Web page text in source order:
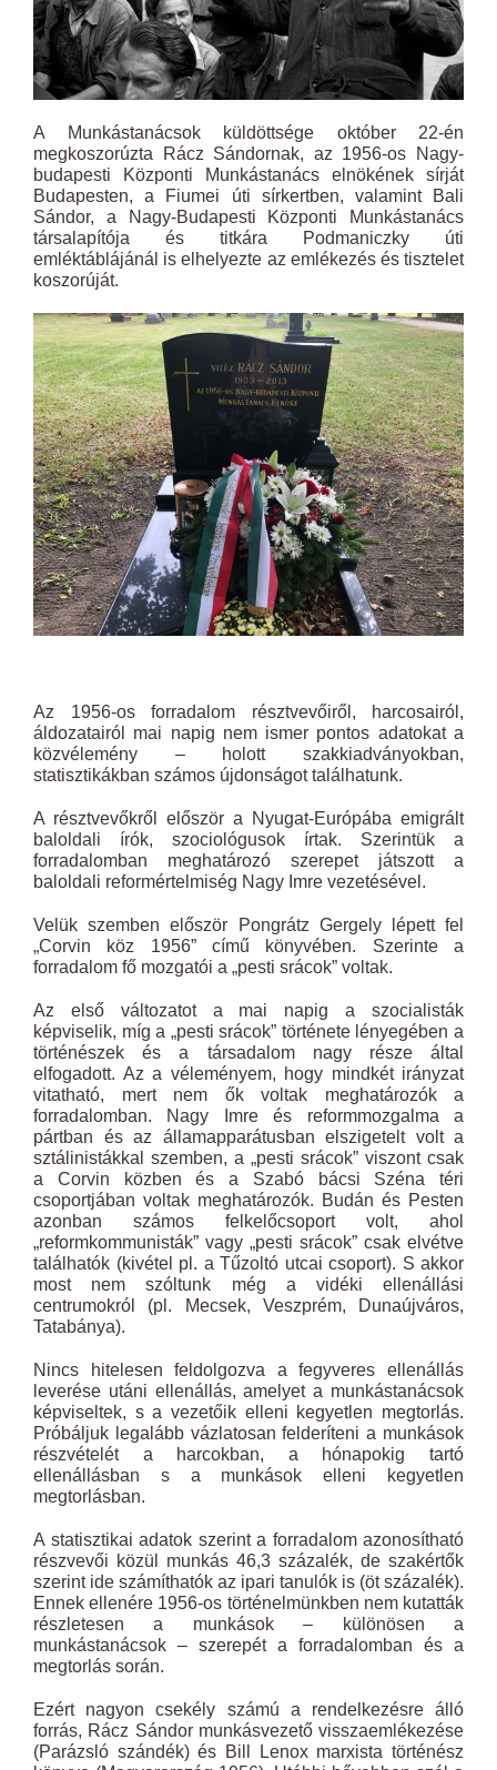
A Munkástanácsok küldöttsége október 22-én
megkoszorúzta Rácz Sándornak, az 1956-os Nagy-
budapesti Központi Munkástanács elnökének sírját
Budapesten, a Fiumei úti sírkertben, valamint Bali
Sándor, a Nagy-Budapesti Központi Munkástanács
társalapítója és titkára Podmaniczky úti
emléktáblájánál is elhelyezte az emlékezés és tisztelet
koszorúját.
Az 1956-os forradalom résztvevőiről, harcosairól,
áldozatairól mai napig nem ismer pontos adatokat a
közvélemény – holott szakkiadványokban,
statisztikákban számos újdonságot találhatunk.
A résztvevőkről először a Nyugat-Európába emigrált
baloldali írók, szociológusok írtak. Szerintük a
forradalomban meghatározó szerepet játszott a
baloldali reformértelmiség Nagy Imre vezetésével.
Velük szemben először Pongrátz Gergely lépett fel
„Corvin köz 1956” című könyvében. Szerinte a
forradalom fő mozgatói a „pesti srácok” voltak.
Az első változatot a mai napig a szocialisták
képviselik, míg a „pesti srácok” története lényegében a
történészek és a társadalom nagy része által
elfogadott. Az a véleményem, hogy mindkét irányzat
vitatható, mert nem ők voltak meghatározók a
forradalomban. Nagy Imre és reformmozgalma a
pártban és az államapparátusban elszigetelt volt a
sztálinistákkal szemben, a „pesti srácok” viszont csak
a Corvin közben és a Szabó bácsi Széna téri
csoportjában voltak meghatározók. Budán és Pesten
azonban számos felkelőcsoport volt, ahol
„reformkommunisták” vagy „pesti srácok” csak elvétve
találhatók (kivétel pl. a Tűzoltó utcai csoport). S akkor
most nem szóltunk még a vidéki ellenállási
centrumokról (pl. Mecsek, Veszprém, Dunaújváros,
Tatabánya).
Nincs hitelesen feldolgozva a fegyveres ellenállás
leverése utáni ellenállás, amelyet a munkástanácsok
képviseltek, s a vezetőik elleni kegyetlen megtorlás.
Próbáljuk legalább vázlatosan felderíteni a munkások
részvételét a harcokban, a hónapokig tartó
ellenállásban s a munkások elleni kegyetlen
megtorlásban.
A statisztikai adatok szerint a forradalom azonosítható
részvevői közül munkás 46,3 százalék, de szakértők
szerint ide számíthatók az ipari tanulók is (öt százalék).
Ennek ellenére 1956-os történelmünkben nem kutatták
részletesen a munkások – különösen a
munkástanácsok – szerepét a forradalomban és a
megtorlás során.
Ezért nagyon csekély számú a rendelkezésre álló
forrás, Rácz Sándor munkásvezető visszaemlékezése
(Parázsló szándék) és Bill Lenox marxista történész